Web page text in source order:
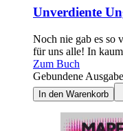
Unverdiente
Noch nie gab es so
für uns alle! In
Zum Buch
Gebundene Ausgabe
In den Warenkorb